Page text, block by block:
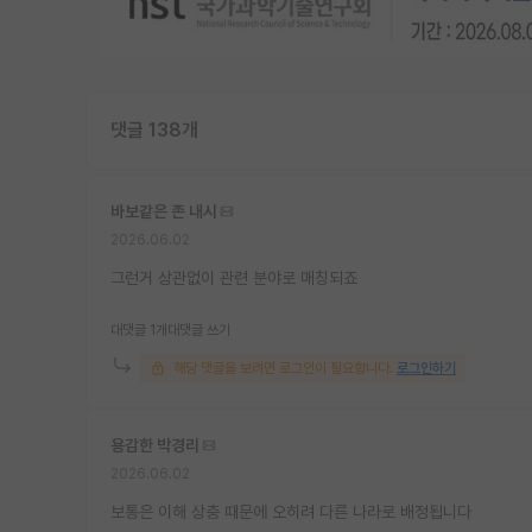
댓글 138개
바보같은 존 내시
그런거 상관없이 관련 분야로 매칭되죠
대댓글 1개 대댓글 쓰기
해당 댓글을 보려면 로그인이 필요합니다. 로그인하기
용감한 박경리
보통은 이해 상충 때문에 오히려 다른 나라로 배정됩니다